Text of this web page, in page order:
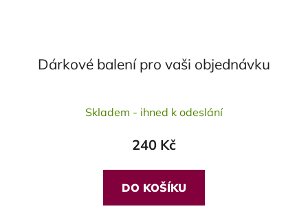
Dárkové balení pro vaši objednávku
Skladem - ihned k odeslání
240 Kč
DO KOŠÍKU